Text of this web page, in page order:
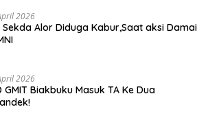
2026
Sekda Alor Diduga Kabur,Saat aksi Damai
2026
GMIT Biakbuku Masuk TA Ke Dua